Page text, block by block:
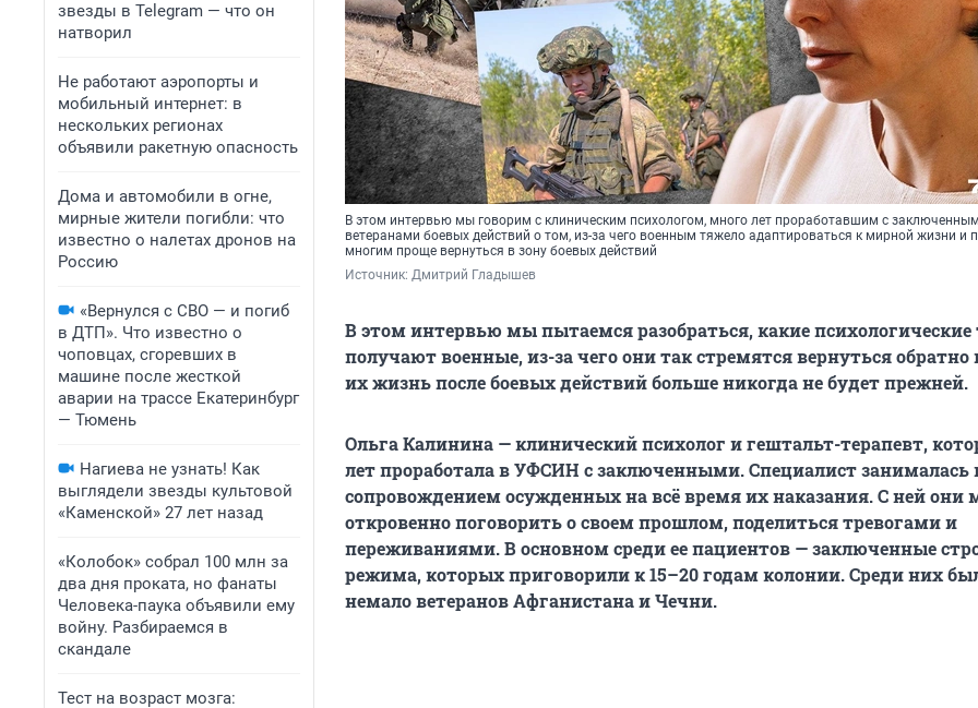
звезды в Telegram — что он
натворил
Не работают аэропорты и
мобильный интернет: в
нескольких регионах
объявили ракетную опасность
Дома и автомобили в огне,
мирные жители погибли: что
известно о налетах дронов на
Россию
«Вернулся с СВО — и погиб
в ДТП». Что известно о
чоповцах, сгоревших в
машине после жесткой
аварии на трассе Екатеринбург
— Тюмень
Нагиева не узнать! Как
выглядели звезды культовой
«Каменской» 27 лет назад
«Колобок» собрал 100 млн за
два дня проката, но фанаты
Человека-паука объявили ему
войну. Разбираемся в
скандале
Тест на возраст мозга:
В этом интервью мы говорим с клиническим психологом, много лет проработавшим с
ветеранами боевых действий о том, из-за чего военным тяжело адаптироваться к мирной жизни и
многим проще вернуться в зону боевых действий
Источник: Дмитрий Гладышев
В этом интервью мы пытаемся разобраться, какие
получают военные, из-за чего они так стремятся вернуться
их жизнь после боевых действий больше никогда не будет прежней.
Ольга Калинина — клинический психолог и гештальт-терапевт,
лет проработала в УФСИН с заключенными. Специалист
сопровождением осужденных на всё время их наказания. С ней они
откровенно поговорить о своем прошлом, поделиться тревогами и
переживаниями. В основном среди ее пациентов — заключенные
режима, которых приговорили к 15–20 годам колонии. Среди них
немало ветеранов Афганистана и Чечни.